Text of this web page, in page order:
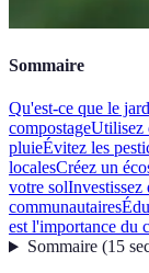
Sommaire
Qu'est-ce que le
compostageUtilisez
pluieÉvitez les
localesCréez un
votre solInvestissez
communautaires
est l'importance du
Sommaire(15